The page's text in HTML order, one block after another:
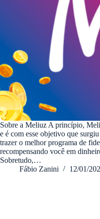
Sobre a Meliuz A princípio,
e é com esse objetivo que
trazer o melhor programa de
recompensando você em
Sobretudo,…
Fábio Zanini
12/01/